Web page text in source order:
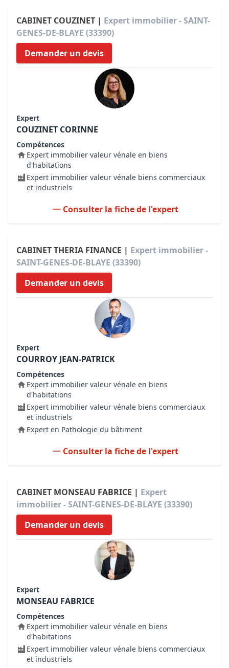
CABINET COUZINET | Expert immobilier - SAINT-
GENES-DE-BLAYE (33390)
Demander un devis
Expert
COUZINET CORINNE
Compétences
Expert immobilier valeur vénale en biens
d'habitations
Expert immobilier valeur vénale biens commerciaux
et industriels
Consulter la fiche de l'expert
CABINET THERIA FINANCE | Expert immobilier -
SAINT-GENES-DE-BLAYE (33390)
Demander un devis
Expert
COURROY JEAN-PATRICK
Compétences
Expert immobilier valeur vénale en biens
d'habitations
Expert immobilier valeur vénale biens commerciaux
et industriels
Expert en Pathologie du bâtiment
Consulter la fiche de l'expert
CABINET MONSEAU FABRICE | Expert
immobilier - SAINT-GENES-DE-BLAYE (33390)
Demander un devis
Expert
MONSEAU FABRICE
Compétences
Expert immobilier valeur vénale en biens
d'habitations
Expert immobilier valeur vénale biens commerciaux
et industriels